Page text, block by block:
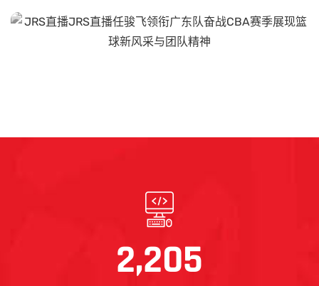
JRS直播JRS直播任骏飞领
2,205